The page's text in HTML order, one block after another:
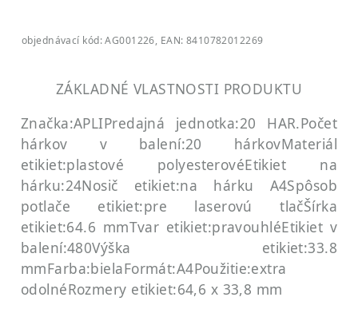
objednávací kód: AG001226, EAN: 8410782012269
ZÁKLADNÉ VLASTNOSTI PRODUKTU
Značka:APLIPredajná jednotka:20 HAR.Počet
hárkov v balení:20 hárkovMateriál
etikiet:plastové polyesterovéEtikiet na
hárku:24Nosič etikiet:na hárku A4Spôsob
potlače etikiet:pre laserovú tlačŠírka
etikiet:64.6 mmTvar etikiet:pravouhléEtikiet v
balení:480Výška etikiet:33.8
mmFarba:bielaFormát:A4Použitie:extra
odolnéRozmery etikiet:64,6 x 33,8 mm